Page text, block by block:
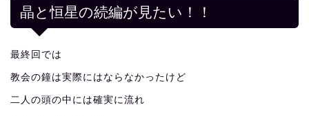
晶と恒星の続編が見たい！！
最終回では
教会の鐘は実際にはならなかったけど
二人の頭の中には確実に流れ